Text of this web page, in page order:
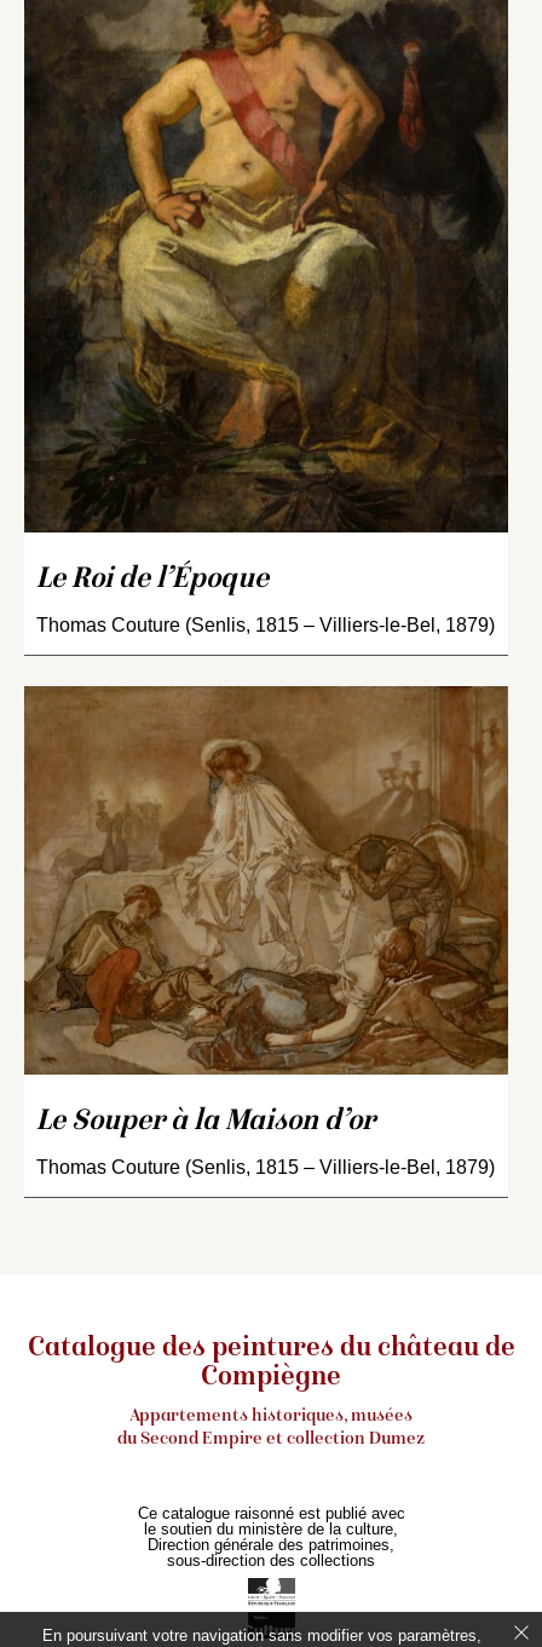
Le Roi de l’Époque
Thomas Couture (Senlis, 1815 – Villiers-le-Bel, 1879)
Le Souper à la Maison d’or
Thomas Couture (Senlis, 1815 – Villiers-le-Bel, 1879)
Catalogue des peintures du château de
Compiègne
Appartements historiques, musées
du Second Empire et collection Dumez
Ce catalogue raisonné est publié avec
le soutien du ministère de la culture,
Direction générale des patrimoines,
sous-direction des collections
En poursuivant votre navigation sans modifier vos paramètres,